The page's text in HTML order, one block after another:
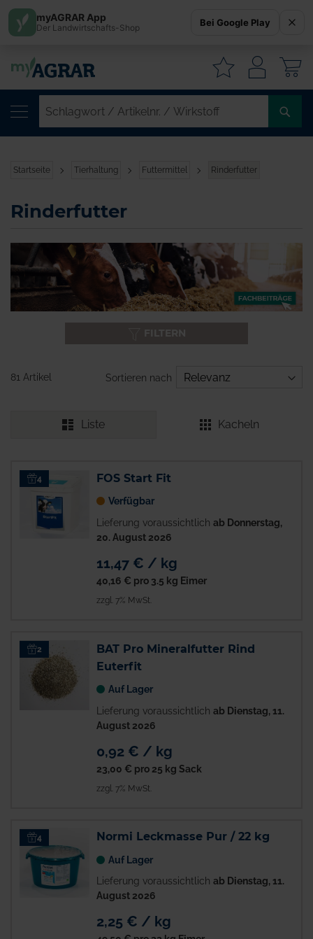
Startseite Tierhaltung Futtermittel Rinderfutter
Rinderfutter
81 Artikel Sortieren nach
Liste Kacheln
4 FOS Start Fit
Verfügbar
Lieferung voraussichtlich ab Donnerstag,
20. August 2026
11,47 € / kg
40,16 € pro 3.5 kg Eimer
zzgl. 7% MwSt.
2
BAT Pro Mineralfutter Rind
Euterfit
Auf Lager
Lieferung voraussichtlich ab Dienstag, 11.
August 2026
0,92 € / kg
23,00 € pro 25 kg Sack
zzgl. 7% MwSt.
4 Normi Leckmasse Pur / 22 kg
Auf Lager
Lieferung voraussichtlich ab Dienstag, 11.
August 2026
2,25 € / kg
myAGRAR App
Der Landwirtschafts-Shop Bei Google Play